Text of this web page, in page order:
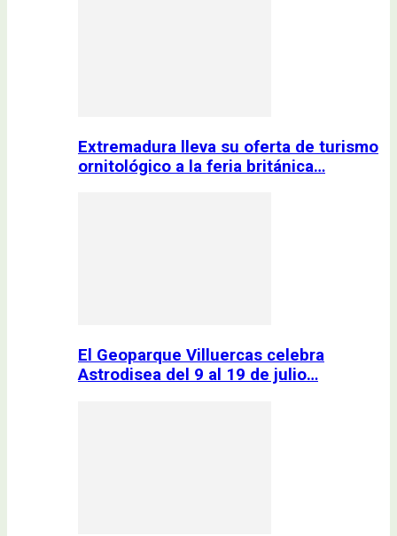
Extremadura lleva su oferta de turismo
ornitológico a la feria británica…
El Geoparque Villuercas celebra
Astrodisea del 9 al 19 de julio…